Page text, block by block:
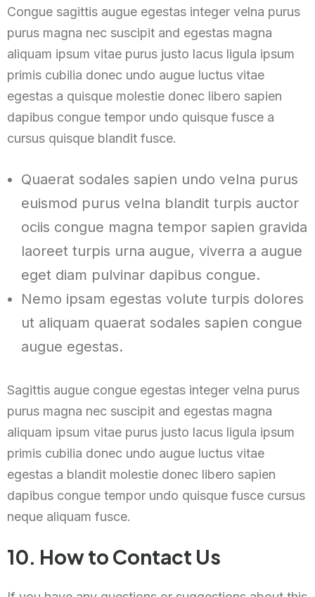
Congue sagittis augue egestas integer velna purus
purus magna nec suscipit and egestas magna
aliquam ipsum vitae purus justo lacus ligula ipsum
primis cubilia donec undo augue luctus vitae
egestas a quisque molestie donec libero sapien
dapibus congue tempor undo quisque fusce a
cursus quisque blandit fusce.
Quaerat sodales sapien undo velna purus
euismod purus velna blandit turpis auctor
ociis congue magna tempor sapien gravida
laoreet turpis urna augue, viverra a augue
eget diam pulvinar dapibus congue.
Nemo ipsam egestas volute turpis dolores
ut aliquam quaerat sodales sapien congue
augue egestas.
Sagittis augue congue egestas integer velna purus
purus magna nec suscipit and egestas magna
aliquam ipsum vitae purus justo lacus ligula ipsum
primis cubilia donec undo augue luctus vitae
egestas a blandit molestie donec libero sapien
dapibus congue tempor undo quisque fusce cursus
neque aliquam fusce.
10. How to Contact Us